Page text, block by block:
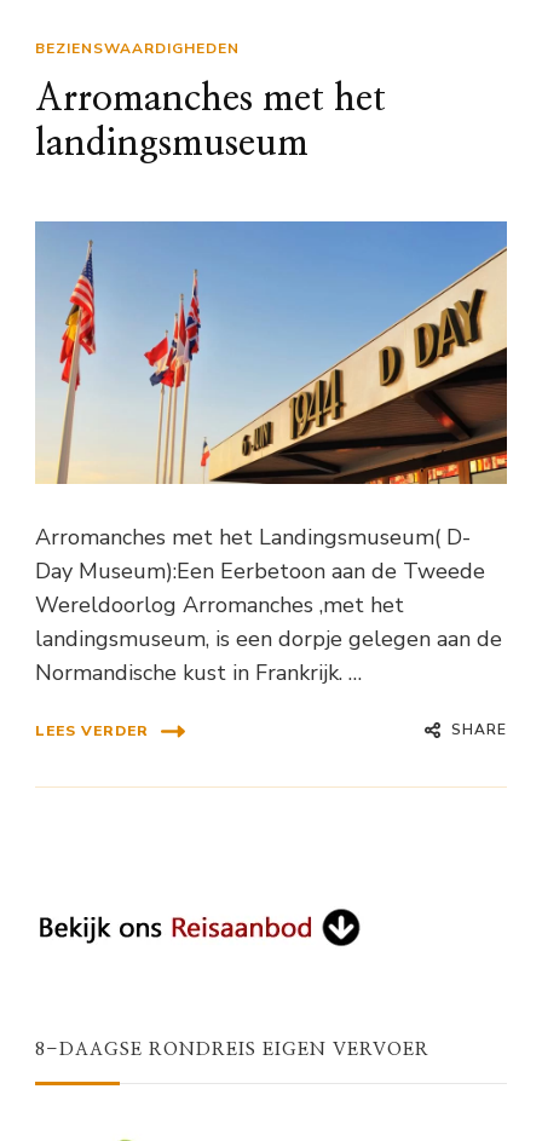
BEZIENSWAARDIGHEDEN
Arromanches met het
landingsmuseum
Arromanches met het Landingsmuseum( D-
Day Museum):Een Eerbetoon aan de Tweede
Wereldoorlog Arromanches ,met het
landingsmuseum, is een dorpje gelegen aan de
Normandische kust in Frankrijk. …
LEES VERDER SHARE
8-DAAGSE RONDREIS EIGEN VERVOER